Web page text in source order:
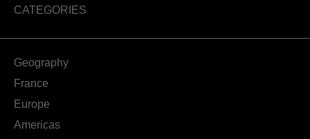
CATEGORIES
Geography
France
Europe
Americas